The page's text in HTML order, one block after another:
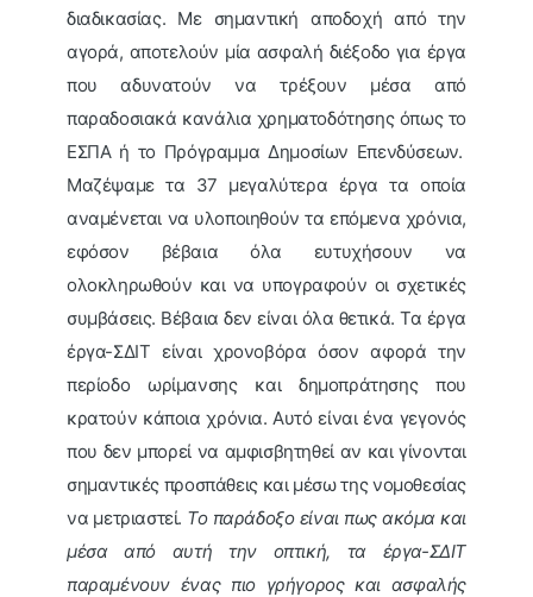
διαδικασίας. Με σημαντική αποδοχή από την
αγορά, αποτελούν μία ασφαλή διέξοδο για έργα
που αδυνατούν να τρέξουν μέσα από
παραδοσιακά κανάλια χρηματοδότησης όπως το
ΕΣΠΑ ή το Πρόγραμμα Δημοσίων Επενδύσεων.
Μαζέψαμε τα 37 μεγαλύτερα έργα τα οποία
αναμένεται να υλοποιηθούν τα επόμενα χρόνια,
εφόσον βέβαια όλα ευτυχήσουν να
ολοκληρωθούν και να υπογραφούν οι σχετικές
συμβάσεις. Βέβαια δεν είναι όλα θετικά. Τα έργα
έργα-ΣΔΙΤ είναι χρονοβόρα όσον αφορά την
περίοδο ωρίμανσης και δημοπράτησης που
κρατούν κάποια χρόνια. Αυτό είναι ένα γεγονός
που δεν μπορεί να αμφισβητηθεί αν και γίνονται
σημαντικές προσπάθεις και μέσω της νομοθεσίας
να μετριαστεί. Το παράδοξο είναι πως ακόμα και
μέσα από αυτή την οπτική, τα έργα-ΣΔΙΤ
παραμένουν ένας πιο γρήγορος και ασφαλής